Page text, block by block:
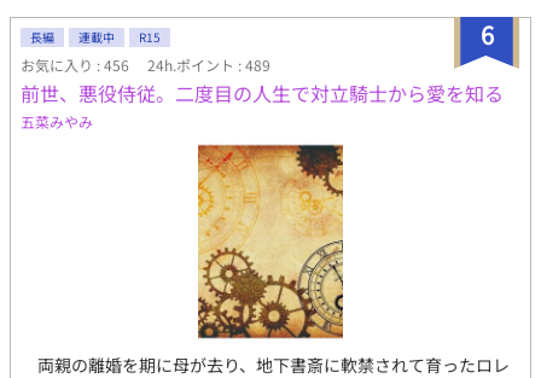
てなんと優秀賞を頂きました。たくさんの応援ありがとうござい
ました！ ※旧題：蕾のオメガは貴方など愛している場合じゃない
から変更させて頂きました。 ※攻め以外との行為表現あり ※攻
め、一人ではありません。地雷の方はご自衛を ※11月中に本編完
結＋番外編予定のため、更新頻度は都度調整します ※オメガバー
スの設定を拝借しております（独自設定あり） ※エロあっさりめ
6
長編 連載中 R15
お気に入り : 456 24h.ポイント : 489
前世、悪役侍従。二度目の人生で対立騎士から愛を知る
五菜みやみ
両親の離婚を期に母が去り、地下書斎に軟禁されて育ったロレ